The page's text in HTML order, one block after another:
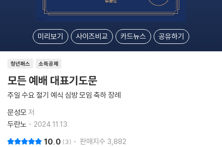
미리보기 사이즈비교 카드뉴스 공유하기
소득공제
청년패스
모든 예배 대표기도문
주일 수요 절기 예식 심방 모임 축하 장례
문성모 저
두란노
2024.11.13.
10.0 3 판매지수 3,882